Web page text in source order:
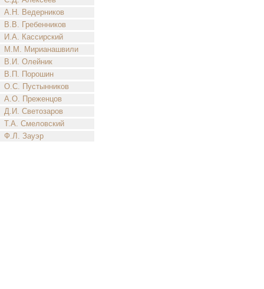
А.Н. Ведерников
В.В. Гребенников
И.А. Кассирский
М.М. Мирианашвили
В.И. Олейник
В.П. Порошин
О.С. Пустынников
А.О. Преженцов
Д.И. Светозаров
Т.А. Смеловский
Ф.Л. Зауэр